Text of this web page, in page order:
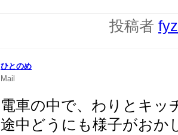
投稿者
ひとのめ
Mail
電車の中で、わりとキッ
途中どうにも様子がおか